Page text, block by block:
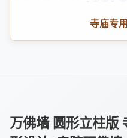
寺庙专
万佛墙 圆形立柱版